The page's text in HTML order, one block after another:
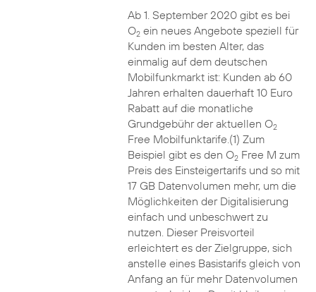
Ab 1. September 2020 gibt es bei
O2ein neues Angebote speziell für
Kunden im besten Alter, das
einmalig auf dem deutschen
Mobilfunkmarkt ist: Kunden ab 60
Jahren erhalten dauerhaft 10 Euro
Rabatt auf die monatliche
Grundgebühr der aktuellen O2
Free Mobilfunktarife.(1) Zum
Beispiel gibt es den O2Free M zum
Preis des Einsteigertarifs und so mit
17 GB Datenvolumen mehr, um die
Möglichkeiten der Digitalisierung
einfach und unbeschwert zu
nutzen. Dieser Preisvorteil
erleichtert es der Zielgruppe, sich
anstelle eines Basistarifs gleich von
Anfang an für mehr Datenvolumen